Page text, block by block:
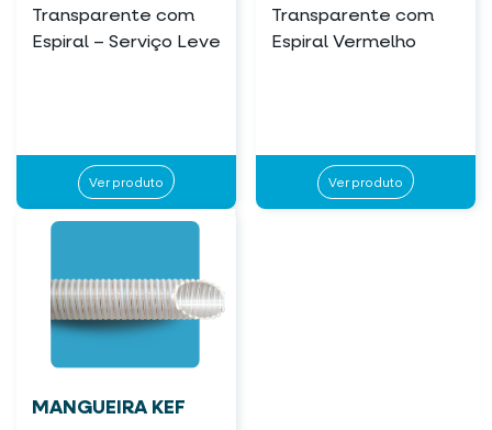
Transparente com
Espiral – Serviço Leve
Ver produto
Transparente com
Espiral Vermelho
Ver produto
MANGUEIRA KEF